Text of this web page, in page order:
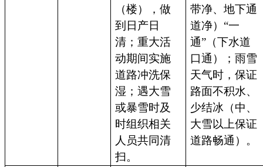
（楼），做
到日产日
清；重大活
动期间实施
道路冲洗保
湿；遇大雪
或暴雪时及
时组织相关
人员共同清
扫。
带净、地下通
道净）“一
通”（下水道
口通）；雨雪
天气时，保证
路面不积水、
少结冰（中、
大雪以上保证
道路畅通）。